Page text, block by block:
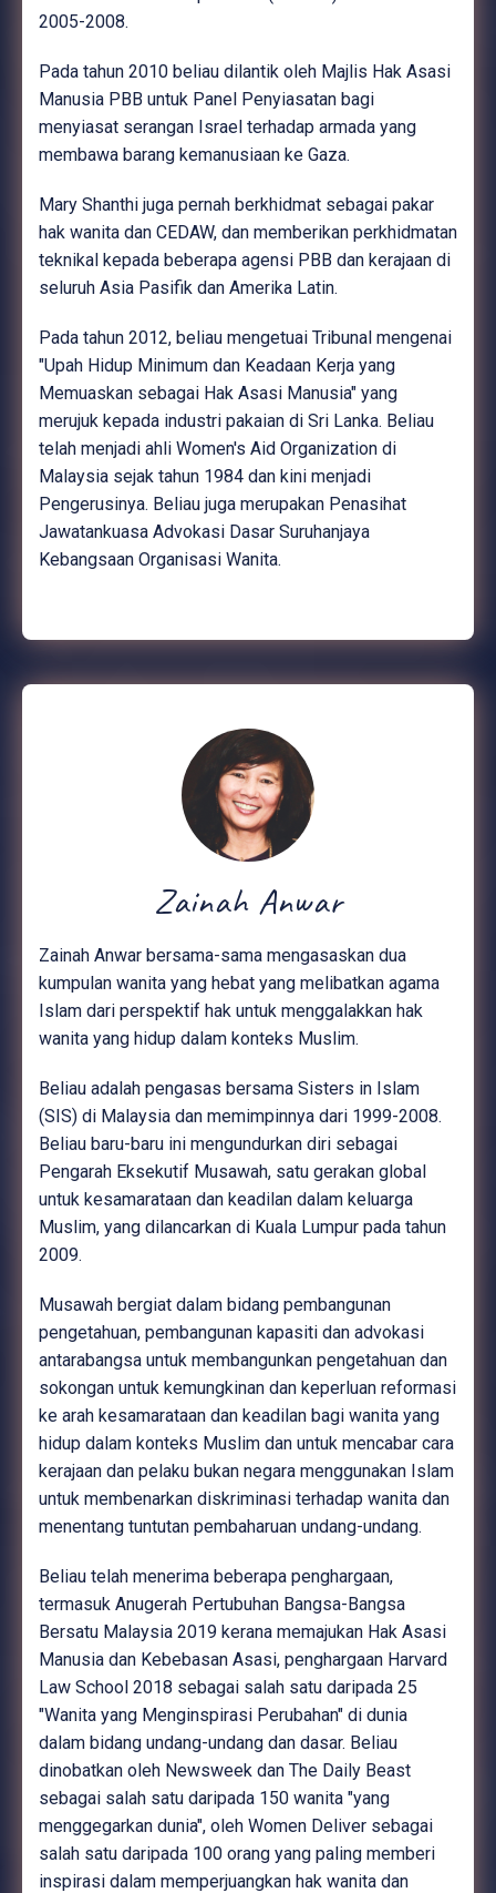
2005-2008.
Pada tahun 2010 beliau dilantik oleh Majlis Hak Asasi
Manusia PBB untuk Panel Penyiasatan bagi
menyiasat serangan Israel terhadap armada yang
membawa barang kemanusiaan ke Gaza.
Mary Shanthi juga pernah berkhidmat sebagai pakar
hak wanita dan CEDAW, dan memberikan perkhidmatan
teknikal kepada beberapa agensi PBB dan kerajaan di
seluruh Asia Pasifik dan Amerika Latin.
Pada tahun 2012, beliau mengetuai Tribunal mengenai
"Upah Hidup Minimum dan Keadaan Kerja yang
Memuaskan sebagai Hak Asasi Manusia" yang
merujuk kepada industri pakaian di Sri Lanka. Beliau
telah menjadi ahli Women's Aid Organization di
Malaysia sejak tahun 1984 dan kini menjadi
Pengerusinya. Beliau juga merupakan Penasihat
Jawatankuasa Advokasi Dasar Suruhanjaya
Kebangsaan Organisasi Wanita.
Zainah Anwar
Zainah Anwar bersama-sama mengasaskan dua
kumpulan wanita yang hebat yang melibatkan agama
Islam dari perspektif hak untuk menggalakkan hak
wanita yang hidup dalam konteks Muslim.
Beliau adalah pengasas bersama Sisters in Islam
(SIS) di Malaysia dan memimpinnya dari 1999-2008.
Beliau baru-baru ini mengundurkan diri sebagai
Pengarah Eksekutif Musawah, satu gerakan global
untuk kesamarataan dan keadilan dalam keluarga
Muslim, yang dilancarkan di Kuala Lumpur pada tahun
2009.
Musawah bergiat dalam bidang pembangunan
pengetahuan, pembangunan kapasiti dan advokasi
antarabangsa untuk membangunkan pengetahuan dan
sokongan untuk kemungkinan dan keperluan reformasi
ke arah kesamarataan dan keadilan bagi wanita yang
hidup dalam konteks Muslim dan untuk mencabar cara
kerajaan dan pelaku bukan negara menggunakan Islam
untuk membenarkan diskriminasi terhadap wanita dan
menentang tuntutan pembaharuan undang-undang.
Beliau telah menerima beberapa penghargaan,
termasuk Anugerah Pertubuhan Bangsa-Bangsa
Bersatu Malaysia 2019 kerana memajukan Hak Asasi
Manusia dan Kebebasan Asasi, penghargaan Harvard
Law School 2018 sebagai salah satu daripada 25
"Wanita yang Menginspirasi Perubahan" di dunia
dalam bidang undang-undang dan dasar. Beliau
dinobatkan oleh Newsweek dan The Daily Beast
sebagai salah satu daripada 150 wanita "yang
menggegarkan dunia", oleh Women Deliver sebagai
salah satu daripada 100 orang yang paling memberi
inspirasi dalam memperjuangkan hak wanita dan